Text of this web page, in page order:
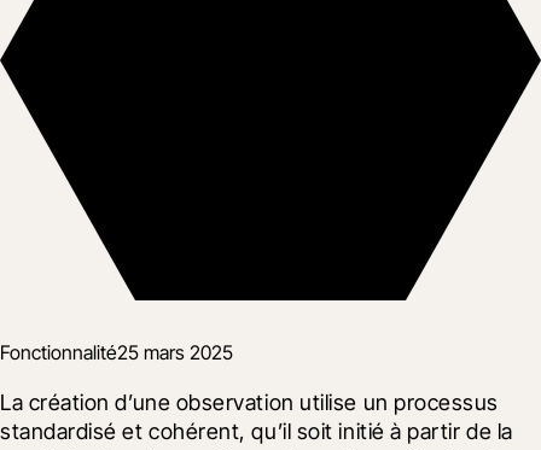
Fonctionnalité25 mars 2025
La création d’une observation utilise un processus
standardisé et cohérent, qu’il soit initié à partir de la